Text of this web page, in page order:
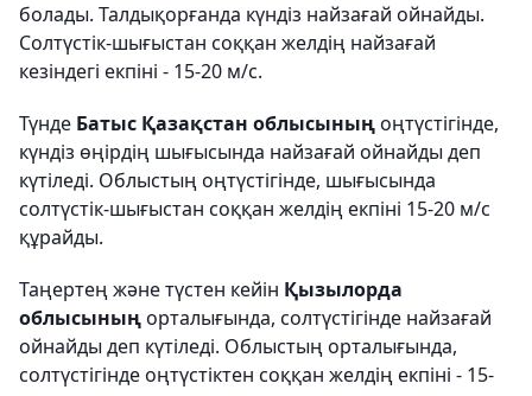
болады. Талдықорғанда күндіз найзағай ойнайды.
Солтүстік-шығыстан соққан желдің найзағай
кезіндегі екпіні - 15-20 м/с.
Түнде Батыс Қазақстан облысыныңоңтүстігінде,
күндіз өңірдің шығысында найзағай ойнайды деп
күтіледі. Облыстың оңтүстігінде, шығысында
солтүстік-шығыстан соққан желдің екпіні 15-20 м/с
құрайды.
Таңертең және түстен кейін Қызылорда
облысыныңорталығында, солтүстігінде найзағай
ойнайды деп күтіледі. Облыстың орталығында,
солтүстігінде оңтүстіктен соққан желдің екпіні - 15-